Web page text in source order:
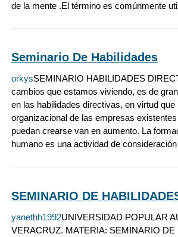
de la mente .El término es comúnmente
Seminario De Habilidades
orkysSEMINARIO HABILIDADES
cambios que estamos viviendo, es de
en las habilidades directivas, en virtud que
organizacional de las empresas
puedan crearse van en aumento. La
humano es una actividad de
SEMINARIO DE
yanethh1992UNIVERSIDAD POPULAR
VERACRUZ. MATERIA: SEMINARIO DE